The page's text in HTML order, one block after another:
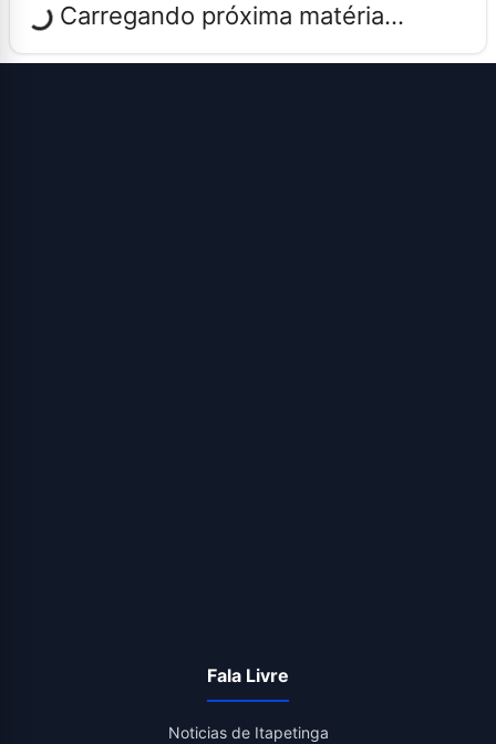
Carregando próxima matéria...
Fala Livre
Noticias de Itapetinga